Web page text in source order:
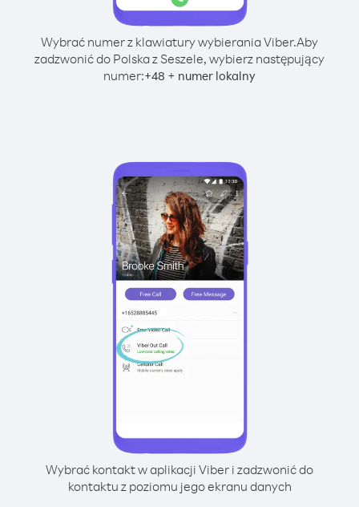
Wybrać numer z klawiatury wybierania Viber.Aby
zadzwonić do Polska z Seszele, wybierz następujący
numer:+48 + numer lokalny
Wybrać kontakt w aplikacji Viber i zadzwonić do
kontaktu z poziomu jego ekranu danych